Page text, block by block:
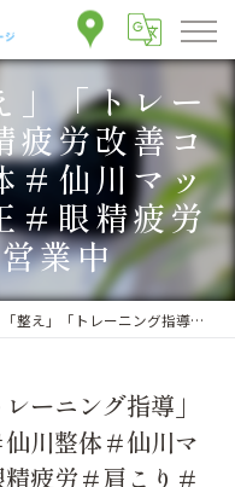
」「トレー
疲労改善コ
＃仙川マッ
＃眼精疲労
業中
指導」眼精疲労改善コースも＃仙川整体＃仙川マッサージ＃仙川矯正＃眼精疲労＃肩こり＃営業中
ーニング指導」
川整体＃仙川マ
疲労＃肩こり＃